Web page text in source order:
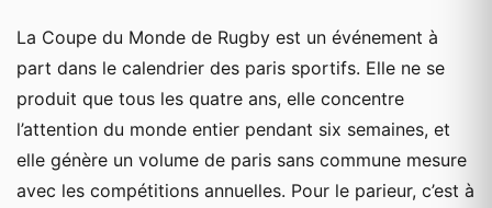
La Coupe du Monde de Rugby est un événement à
part dans le calendrier des paris sportifs. Elle ne se
produit que tous les quatre ans, elle concentre
l’attention du monde entier pendant six semaines, et
elle génère un volume de paris sans commune mesure
avec les compétitions annuelles. Pour le parieur, c’est à